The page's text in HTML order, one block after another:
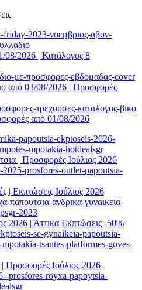
2026 | Κατάλογος 8
από 03/08/2026 | Προσφορές
από 01/08/2026
| Προσφορές Ιούλιος 2026
| Εκπτώσεις Ιούλιος 2026
2026 | Άττικα Εκπτώσεις -50%
Προσφορές Ιούλιος 2026